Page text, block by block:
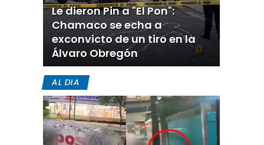
Le dieron Pin a "El Pon":
Chamaco se echa a
exconvicto de un tiro en la
Álvaro Obregón
AL DIA